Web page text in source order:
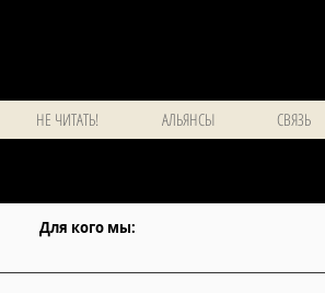
НЕ ЧИТАТЬ! АЛЬЯНСЫ СВЯЗЬ
Для кого мы: